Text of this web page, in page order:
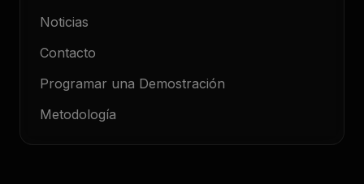
Noticias
Contacto
Programar una Demostración
Metodología